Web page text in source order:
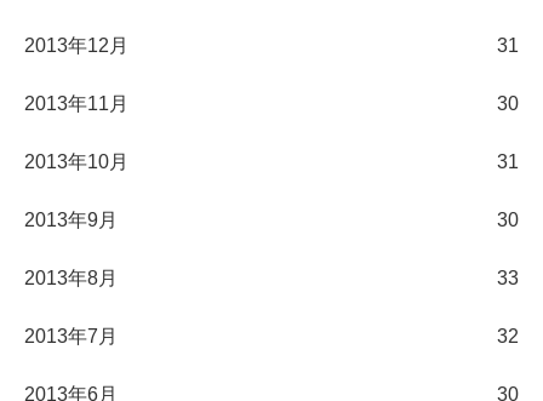
2013年12月 31
2013年11月 30
2013年10月 31
2013年9月 30
2013年8月 33
2013年7月 32
2013年6月 30